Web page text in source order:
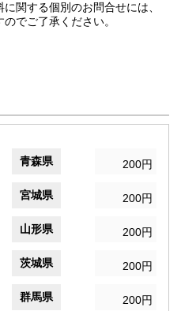
関する個別のお問合せには、
でご了承ください。
青森県 200円
宮城県 200円
山形県 200円
茨城県 200円
群馬県 200円